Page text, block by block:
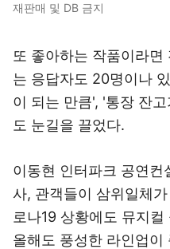
재판매 및 DB 금지
또 좋아하는 작품이라
는 응답자도 20명이나
이 되는 만큼', '통장 잔
도 눈길을 끌었다.
이동현 인터파크 공연
사, 관객들이 삼위일체
로나19 상황에도 뮤지
올해도 풍성한 라인업이